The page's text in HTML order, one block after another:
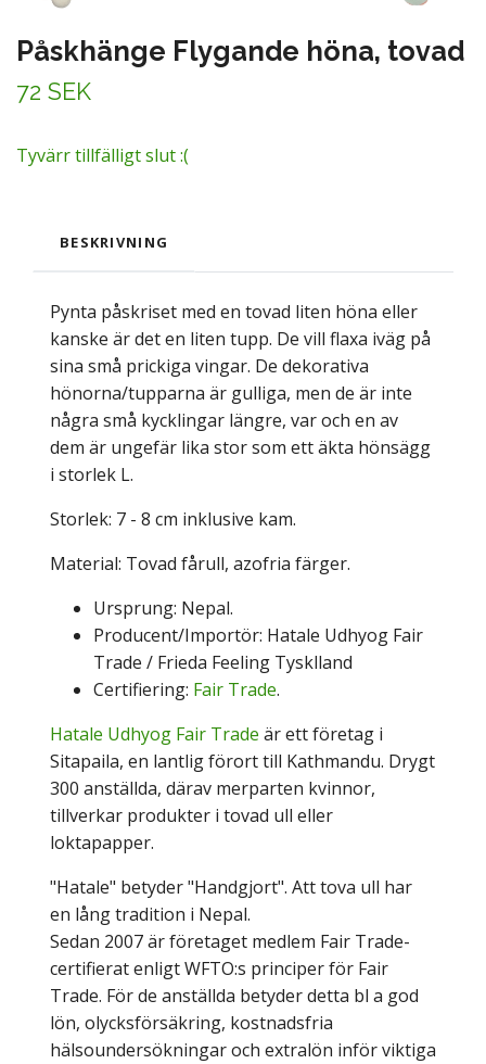
Påskhänge Flygande höna, tovad
72 SEK
Tyvärr tillfälligt slut :(
BESKRIVNING
Pynta påskriset med en tovad liten höna eller
kanske är det en liten tupp. De vill flaxa iväg på
sina små prickiga vingar. De dekorativa
hönorna/tupparna är gulliga, men de är inte
några små kycklingar längre, var och en av
dem är ungefär lika stor som ett äkta hönsägg
i storlek L.
Storlek: 7 - 8 cm inklusive kam.
Material: Tovad fårull, azofria färger.
Ursprung: Nepal.
Producent/Importör: Hatale Udhyog Fair
Trade / Frieda Feeling Tysklland
Certifiering: Fair Trade.
Hatale Udhyog Fair Trade är ett företag i
Sitapaila, en lantlig förort till Kathmandu. Drygt
300 anställda, därav merparten kvinnor,
tillverkar produkter i tovad ull eller
loktapapper.
"Hatale" betyder "Handgjort". Att tova ull har
en lång tradition i Nepal.
Sedan 2007 är företaget medlem Fair Trade-
certifierat enligt WFTO:s principer för Fair
Trade. För de anställda betyder detta bl a god
lön, olycksförsäkring, kostnadsfria
hälsoundersökningar och extralön inför viktiga